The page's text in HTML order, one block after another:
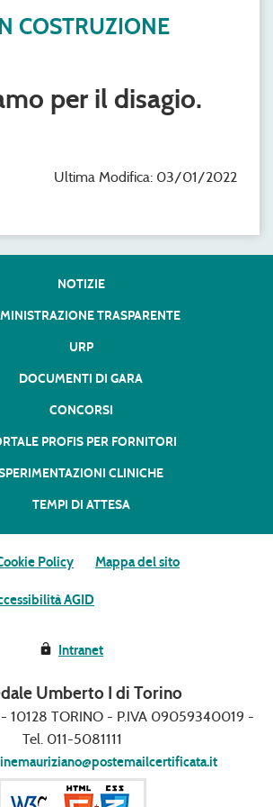
COSTRUZIONE
per il disagio.
Ultima Modifica: 03/01/2022
NOTIZIE
TRASPARENTE
URP
DOCUMENTI DI GARA
CONCORSI
PROFIS PER FORNITORI
CLINICHE
TEMPI DI ATTESA
Policy Mappa del sito
AGID
Intranet
Umberto I di Torino
- 10128 TORINO - P.IVA 09059340019 -
Tel. 011-5081111